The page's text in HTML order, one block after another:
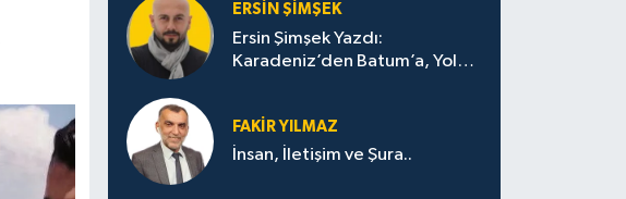
ERSIN ŞIMŞEK
Ersin Şimşek Yazdı:
Karadeniz’den Batum’a, Yolun
FAKIR YILMAZ
İnsan, İletişim ve Şura..